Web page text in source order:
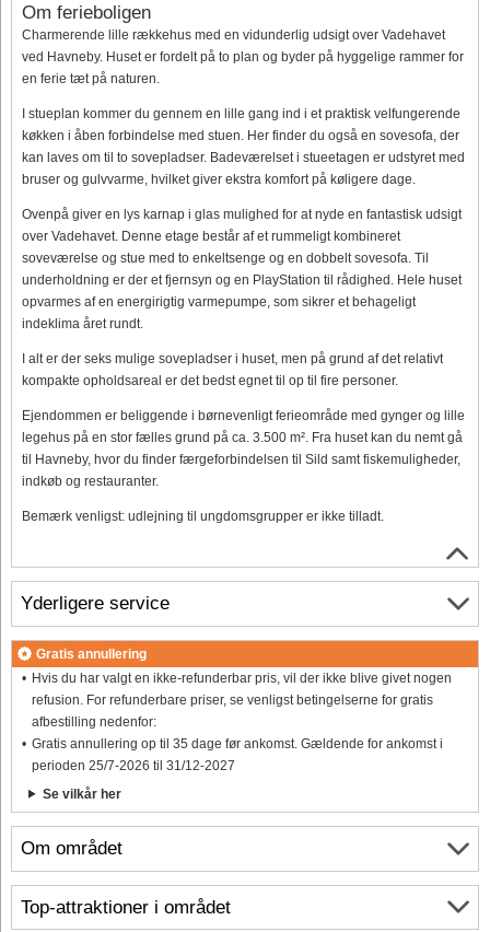
Om ferieboligen
Charmerende lille rækkehus med en vidunderlig udsigt over Vadehavet
ved Havneby. Huset er fordelt på to plan og byder på hyggelige rammer for
en ferie tæt på naturen.
I stueplan kommer du gennem en lille gang ind i et praktisk velfungerende
køkken i åben forbindelse med stuen. Her finder du også en sovesofa, der
kan laves om til to sovepladser. Badeværelset i stueetagen er udstyret med
bruser og gulvvarme, hvilket giver ekstra komfort på køligere dage.
Ovenpå giver en lys karnap i glas mulighed for at nyde en fantastisk udsigt
over Vadehavet. Denne etage består af et rummeligt kombineret
soveværelse og stue med to enkeltsenge og en dobbelt sovesofa. Til
underholdning er der et fjernsyn og en PlayStation til rådighed. Hele huset
opvarmes af en energirigtig varmepumpe, som sikrer et behageligt
indeklima året rundt.
I alt er der seks mulige sovepladser i huset, men på grund af det relativt
kompakte opholdsareal er det bedst egnet til op til fire personer.
Ejendommen er beliggende i børnevenligt ferieområde med gynger og lille
legehus på en stor fælles grund på ca. 3.500 m². Fra huset kan du nemt gå
til Havneby, hvor du finder færgeforbindelsen til Sild samt fiskemuligheder,
indkøb og restauranter.
Bemærk venligst: udlejning til ungdomsgrupper er ikke tilladt.
Om området
Yderligere service
Gratis annullering
Hvis du har valgt en ikke-refunderbar pris, vil der ikke blive givet nogen
refusion. For refunderbare priser, se venligst betingelserne for gratis
afbestilling nedenfor:
Gratis annullering op til 35 dage før ankomst. Gældende for ankomst i
perioden 25/7-2026 til 31/12-2027
Se vilkår her
Top-attraktioner i området